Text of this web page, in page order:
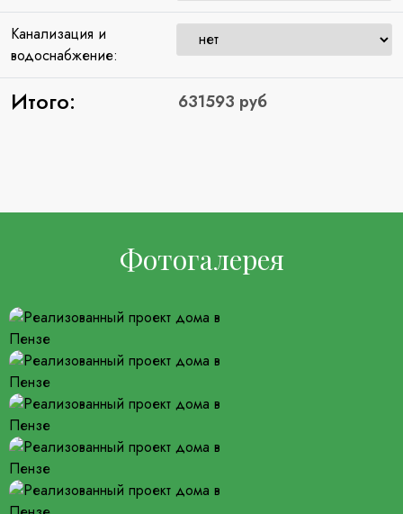
Канализация и
водоснабжение:
Итого:
Фотогалерея